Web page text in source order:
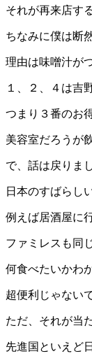
それが再来店す
ちなみに僕は断
理由は味噌汁が
１、２、４は吉
つまり３番のお
美容室だろうが
で、話は戻りま
日本のすばらし
例えば居酒屋に
ファミレスも同
何食べたいかわ
超便利じゃない
ただ、それが当
先進国といえど